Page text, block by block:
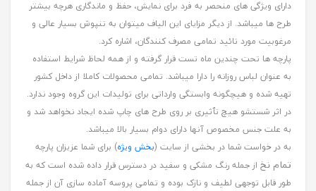
دارای ویژگی های منحصر به فرد برای نمایش، حفظ و ماندگاری هرچه بیشتر
طرح ها میباشد. از دیگر مزایای این الیاف میتوان به تنپوش بسیار عالی و
مرغوبیت مورد تائید تمامی مصرف کنندگان، اشاره کرد.
پارچه ها تحت چندین ماه تست قرار گرفته و از همه لحاظ شرایط استفاده
به عنوان لباس روزانه را دارا میباشد. تمامی محصولات کاملا از داخل کشور
تهیه شده و هیچگونه وابستگی وارداتی برای تولیدات این گروه وجود ندارد.
در اثر شستشو هیچ تٱثیری بر روی طرح های چاپ شده ایجاد نخواهد شد و
به علت جنس مخصوص آنها دارای دوام بسیار بالا میباشد.
به در خواست شما در بخشی از سایت (بخش ویژه) برای شما عزیزان پارچه
تمام نخ از جمله رنگ مشکی و سفید در دسترس قرار داده شده است که به
طور قابل توجهی لطیف و نازک بوده و تمامی پروسه آماده سازی آن از جمله